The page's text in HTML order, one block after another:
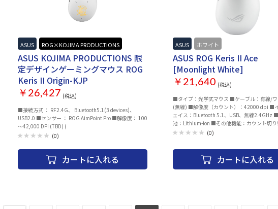
ASUS ROG×KOJIMA PRODUCTIONS
ASUS KOJIMA PRODUCTIONS 限
定デザインゲーミングマウス ROG
Keris II Origin-KJP
￥26,427 (税込)
■接続方式 ： RF2.4G、 Bluetooth5.1(3 devices)、
USB2.0 ■センサー ： ROG AimPoint Pro ■解像度： 100
～42,000 DPI (TBD) (
(0)
カートに入れる
ASUS ホワイト
ASUS ROG Keris II Ace
[Moonlight White]
￥21,640 (税込)
■タイプ：光学式マウス ■ケーブル：有線/ワ
(無線) ■解像度（カウント）：42000 dpi ■
ェイス：Bluetooth 5.1、USB、無線2.4GHz
池：Lithium-ion ■その他機能：カウント切り
着脱式レシーバ ■静音：- ■ゲーミングマウ
■カラー：ホワイト
(0)
カートに入れる